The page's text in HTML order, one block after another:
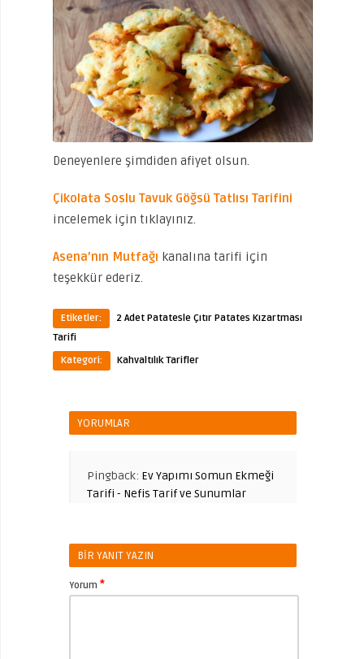
Deneyenlere şimdiden afiyet olsun.
Çikolata Soslu Tavuk Göğsü Tatlısı Tarifini
incelemek için tıklayınız.
Asena’nın Mutfağı kanalına tarifi için
teşekkür ederiz.
Etiketler:
2 Adet Patatesle Çıtır Patates Kızartması
Tarifi
Kategori:
Kahvaltılık Tarifler
YORUMLAR
Pingback: Ev Yapımı Somun Ekmeği
Tarifi - Nefis Tarif ve Sunumlar
BIR YANIT YAZIN
Yorum *